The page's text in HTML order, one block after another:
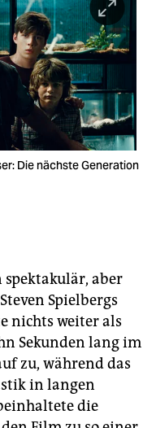
Die nächste Generation
spektakulär, aber
Spielbergs
nichts weiter als
Sekunden lang im
zu, während das
in langen
die